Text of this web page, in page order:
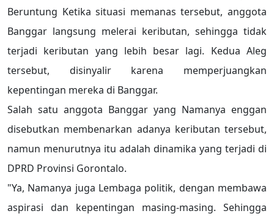
Beruntung Ketika situasi memanas tersebut, anggota
Banggar langsung melerai keributan, sehingga tidak
terjadi keributan yang lebih besar lagi. Kedua Aleg
tersebut, disinyalir karena memperjuangkan
kepentingan mereka di Banggar.
Salah satu anggota Banggar yang Namanya enggan
disebutkan membenarkan adanya keributan tersebut,
namun menurutnya itu adalah dinamika yang terjadi di
DPRD Provinsi Gorontalo.
"Ya, Namanya juga Lembaga politik, dengan membawa
aspirasi dan kepentingan masing-masing. Sehingga